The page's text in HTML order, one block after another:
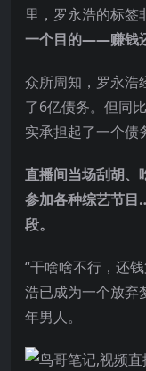
里，罗永浩的标签
一个目的——赚钱
众所周知，罗永浩
了6亿债务。但同
实承担起了一个债
直播间当场刮胡、
参加各种综艺节
段。
“干啥啥不行，还
浩已成为一个放弃
年男人。